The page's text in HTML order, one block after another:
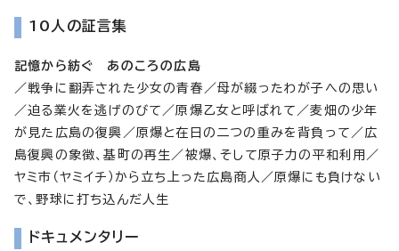
10人の証言集
記憶から紡ぐ あのころの広島
／戦争に翻弄された少女の青春／母が綴ったわが子への思い
／迫る業火を逃げのびて／原爆乙女と呼ばれて／麦畑の少年
が見た広島の復興／原爆と在日の二つの重みを背負って／広
島復興の象徴、基町の再生／被爆、そして原子力の平和利用／
ヤミ市（ヤミイチ）から立ち上った広島商人／原爆にも負けない
で、野球に打ち込んだ人生
ドキュメンタリー